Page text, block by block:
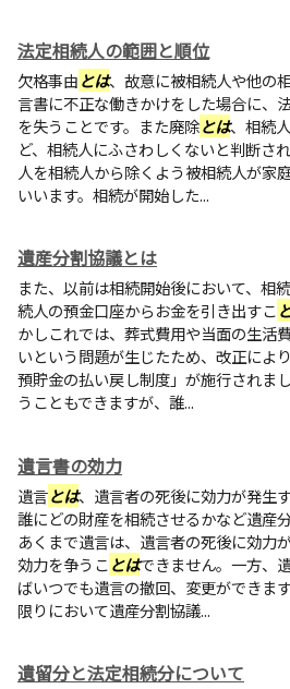
法定相続人の範囲と順位
欠格事由とは、故意に被相続人や他の
言書に不正な働きかけをした場合に、
を失うことです。また廃除とは、相続
ど、相続人にふさわしくないと判断さ
人を相続人から除くよう被相続人が家
いいます。相続が開始した...
遺産分割協議とは
また、以前は相続開始後において、相
続人の預金口座からお金を引き出すこ
かしこれでは、葬式費用や当面の生活
いという問題が生じたため、改正によ
預貯金の払い戻し制度」が施行されま
うこともできますが、誰...
遺言書の効力
遺言とは、遺言者の死後に効力が発生
誰にどの財産を相続させるかなど遺産
あくまで遺言は、遺言者の死後に効力
効力を争うことはできません。一方、
ばいつでも遺言の撤回、変更ができま
限りにおいて遺産分割協議...
遺留分と法定相続分について